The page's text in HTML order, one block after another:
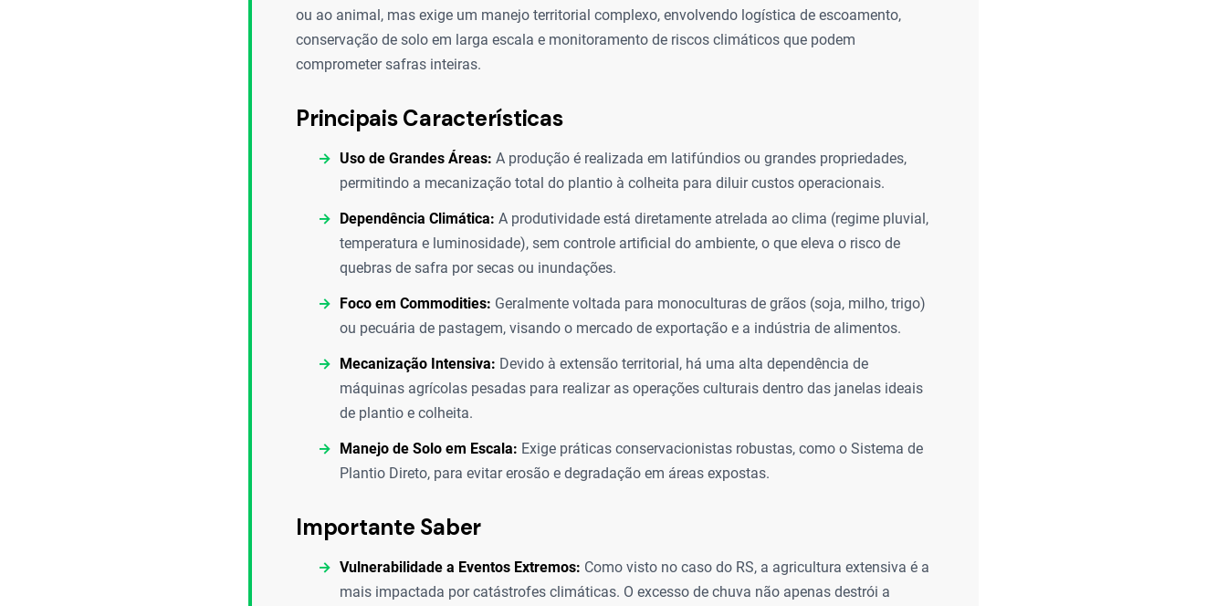
ou ao animal, mas exige um manejo territorial complexo, envolvendo logística de escoamento,
conservação de solo em larga escala e monitoramento de riscos climáticos que podem
comprometer safras inteiras.
Principais Características
Uso de Grandes Áreas: A produção é realizada em latifúndios ou grandes propriedades,
permitindo a mecanização total do plantio à colheita para diluir custos operacionais.
Dependência Climática: A produtividade está diretamente atrelada ao clima (regime pluvial,
temperatura e luminosidade), sem controle artificial do ambiente, o que eleva o risco de
quebras de safra por secas ou inundações.
Foco em Commodities: Geralmente voltada para monoculturas de grãos (soja, milho, trigo)
ou pecuária de pastagem, visando o mercado de exportação e a indústria de alimentos.
Mecanização Intensiva: Devido à extensão territorial, há uma alta dependência de
máquinas agrícolas pesadas para realizar as operações culturais dentro das janelas ideais
de plantio e colheita.
Manejo de Solo em Escala: Exige práticas conservacionistas robustas, como o Sistema de
Plantio Direto, para evitar erosão e degradação em áreas expostas.
Importante Saber
Vulnerabilidade a Eventos Extremos: Como visto no caso do RS, a agricultura extensiva é a
mais impactada por catástrofes climáticas. O excesso de chuva não apenas destrói a